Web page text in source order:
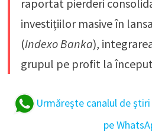
raportat pierderi
investițiilor masive în
(Indexo Banka),
grupul pe profit la
Urmărește canalul de
pe